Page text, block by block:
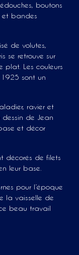
boutons
et bandes
de volutes,
se retrouve sur
plat. Les couleurs
sont un
ravier et
de Jean
et décor
décorés de filets
leur base.
pour l’époque
la vaisselle de
beau travail